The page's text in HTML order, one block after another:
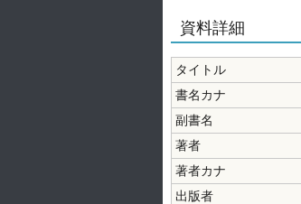
資料詳細
タイトル
書名カナ
副書名
著者
著者カナ
出版者